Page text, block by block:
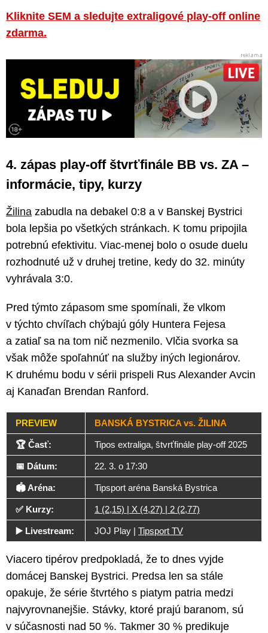
Kliknite SEM a sledujte extraligové play-off online
zdarma.
4. zápas play-off štvrťfinále BB vs. ZA –
informácie, tipy, kurzy
Žilina zabudla na debakel 0:8 a v Banskej Bystrici
bola lepšia po všetkých stránkach. K tomu pripojila
potrebnú efektivitu. Viac-menej bolo o osude duelu
rozhodnuté už v druhej tretine, kedy do 32. minúty
vyhrávala 3:0.
Pred týmto zápasom sme spomínali, že vlkom
v týchto chvíľach chýbajú góly Huntera Fejesa
a zatiaľ sa na tom nič nezmenilo. Vlčia svorka sa
však môže spoľahnúť na služby iných legionárov.
K druhému bodu v sérii prispeli Rus Alexander Avcin
aj Kanaďan Brendan Ranford.
PREVIEW BANSKÁ BYSTRICA vs. ŽILINA
🏆 Časť: Tipos extraliga, štvrťfinále play-off 2025
📅 Dátum: 22. 3. o 17:30
🏟️ Aréna: Tipsport aréna Banská Bystrica
✅ Kurzy: 1 (2,15) | X (4,27) | 2 (2,77)
▶️ Livestream: JOJ Play | Tipsport TV
Viacero tipérov predpokladá, že to dnes vyjde
domácej Banskej Bystrici. Predsa len sa stále
opakuje, že série štvrtého s piatym patria medzi
najvyrovnanejšie. Stávky, ktoré prajú baranom, sú
v súčasnosti nad 50 %. Takmer 30 % predikuje